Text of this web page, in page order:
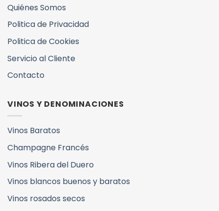
Quiénes Somos
Politica de Privacidad
Politica de Cookies
Servicio al Cliente
Contacto
VINOS Y DENOMINACIONES
Vinos Baratos
Champagne Francés
Vinos Ribera del Duero
Vinos blancos buenos y baratos
Vinos rosados secos